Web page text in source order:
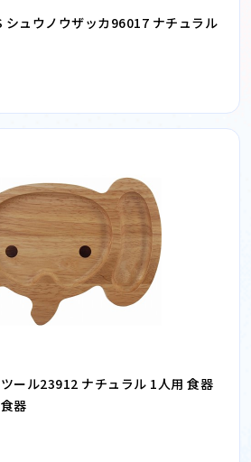
シュウノウザッカ96017 ナチュラル
ール23912 ナチュラル 1人用 食器
器